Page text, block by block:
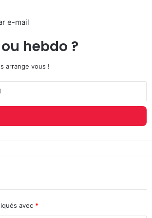
e-mail
hebdo ?
arrange vous !
avec *